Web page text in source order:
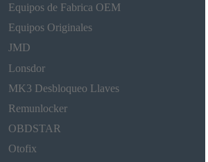
Equipos de Fabrica OEM
Equipos Originales
JMD
Lonsdor
MK3 Desbloqueo Llaves
Remunlocker
OBDSTAR
Otofix